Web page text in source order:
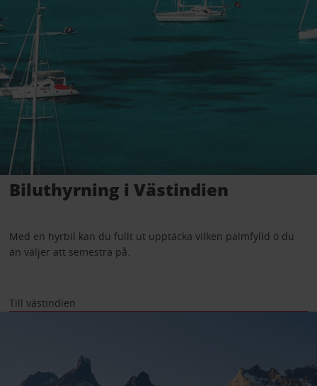
Biluthyrning i Västindien
Med en hyrbil kan du fullt ut upptäcka vilken palmfylld ö du
än väljer att semestra på.
Till västindien